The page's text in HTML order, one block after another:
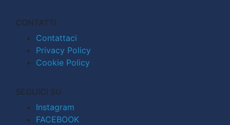
CONTATTI
Contattaci
Privacy Policy
Cookie Policy
SEGUICI SU
Instagram
FACEBOOK